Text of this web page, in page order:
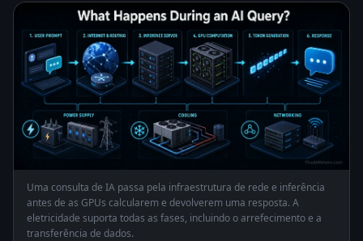
Uma consulta de IA passa pela infraestrutura de rede e inferência
antes de as GPUs calcularem e devolverem uma resposta. A
eletricidade suporta todas as fases, incluindo o arrefecimento e a
transferência de dados.